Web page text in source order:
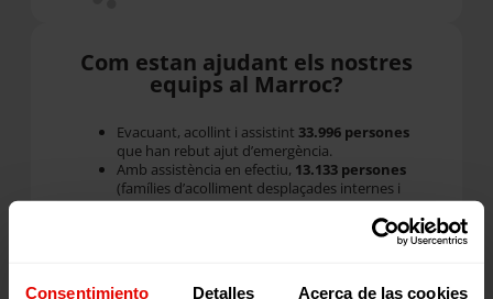
Consentimiento Detalles Acerca de las cookies
Com estan ajudant els nostres
equips al Marroc?
Evacuant, acollint i assistint33.996 persones
que han rebut ajut d’emergència.
Amb assistència en efectiu, 13.133 persones
(famílies d’acolliment desplaçades internes i
famílies desplaçades internes amb tres fills o
més) de 12 regions d’Ucraïna la reben durant